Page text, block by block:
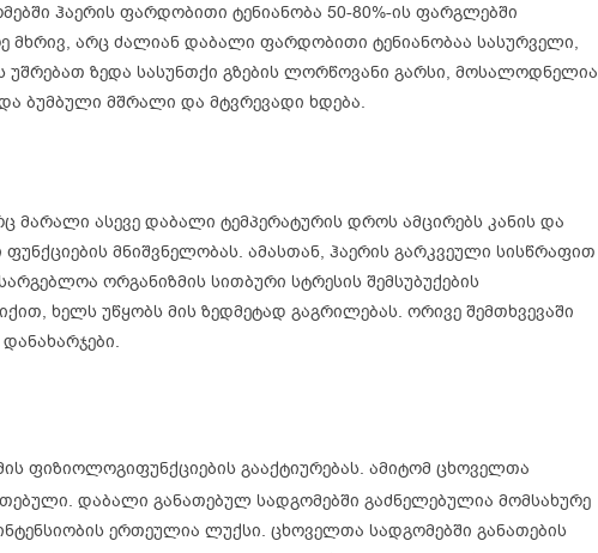
ჰაერის ფარდობითი ტენიანობა 50-80%-ის ფარგლებში
მხრივ, არც ძალიან დაბალი ფარდობითი ტენიანობაა სასურველი,
ზედა სასუნთქი გზების ლორწოვანი გარსი, მოსალოდნელია
ბუმბული მშრალი და მტვრევადი ხდება.
მარალი ასევე დაბალი ტემპერატურის დროს ამცირებს კანის და
მნიშვნელობას. ამასთან, ჰაერის გარკვეული სისწრაფით
ორგანიზმის სითბური სტრესის შემსუბუქების
ხელს უწყობს მის ზედმეტად გაგრილებას. ორივე შემთხვევაში
ფიზიოლოგიფუნქციების გააქტიურებას. ამიტომ ცხოველთა
დაბალი განათებულ სადგომებში გაძნელებულია მომსახურე
ერთეულია ლუქსი. ცხოველთა სადგომებში განათების